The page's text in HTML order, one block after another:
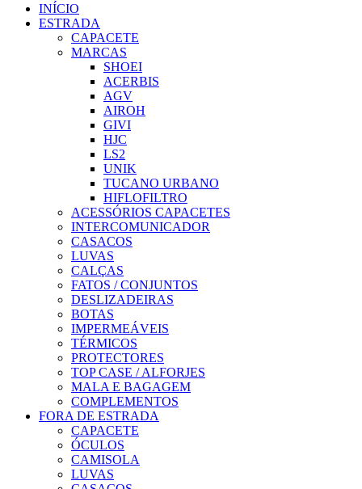
INÍCIO
ESTRADA
CAPACETE
MARCAS
SHOEI
ACERBIS
AGV
AIROH
GIVI
HJC
LS2
UNIK
TUCANO URBANO
HIFLOFILTRO
ACESSÓRIOS CAPACETES
INTERCOMUNICADOR
CASACOS
LUVAS
CALÇAS
FATOS / CONJUNTOS
DESLIZADEIRAS
BOTAS
IMPERMEÁVEIS
TÉRMICOS
PROTECTORES
TOP CASE / ALFORJES
MALA E BAGAGEM
COMPLEMENTOS
FORA DE ESTRADA
CAPACETE
ÓCULOS
CAMISOLA
LUVAS